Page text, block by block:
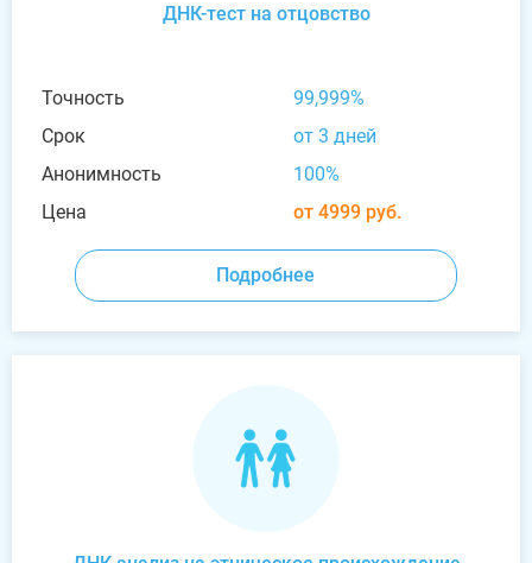
ДНК-тест на отцовство
Точность
99,999%
Срок
от 3 дней
Анонимность
100%
Цена
от 4999 руб.
Подробнее